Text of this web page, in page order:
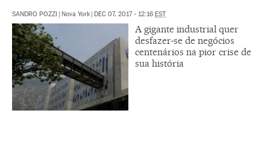
SANDRO POZZI Nova York DEC 07, 2017 - 12:16 EST
A gigante industrial quer
desfazer-se de negócios
centenários na pior crise de
sua história